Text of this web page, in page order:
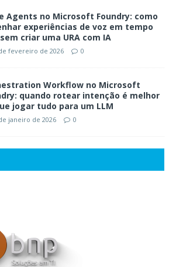
Agents no Microsoft Foundry: como
experiências de voz em tempo
criar uma URA com IA
fevereiro de 2026 0
Workflow no Microsoft
quando rotear intenção é melhor
jogar tudo para um LLM
janeiro de 2026 0